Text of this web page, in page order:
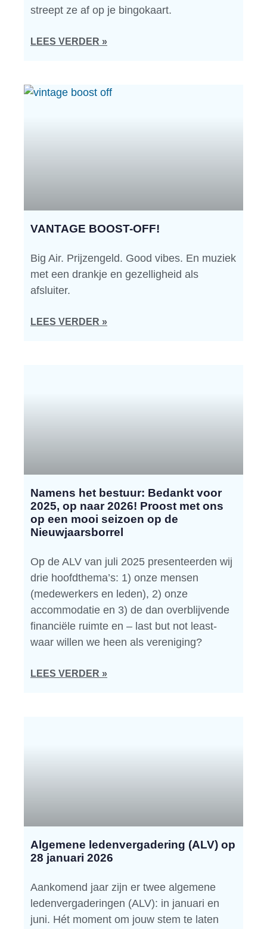
streept ze af op je bingokaart.
LEES VERDER »
VANTAGE BOOST-OFF!
Big Air. Prijzengeld. Good vibes. En muziek
met een drankje en gezelligheid als
afsluiter.
LEES VERDER »
Namens het bestuur: Bedankt voor
2025, op naar 2026! Proost met ons
op een mooi seizoen op de
Nieuwjaarsborrel
Op de ALV van juli 2025 presenteerden wij
drie hoofdthema’s: 1) onze mensen
(medewerkers en leden), 2) onze
accommodatie en 3) de dan overblijvende
financiële ruimte en – last but not least-
waar willen we heen als vereniging?
LEES VERDER »
Algemene ledenvergadering (ALV) op
28 januari 2026
Aankomend jaar zijn er twee algemene
ledenvergaderingen (ALV): in januari en
juni. Hét moment om jouw stem te laten